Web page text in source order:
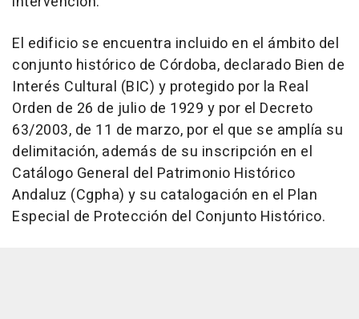
El edificio se encuentra incluido en el ámbito del
conjunto histórico de Córdoba, declarado Bien de
Interés Cultural (BIC) y protegido por la Real
Orden de 26 de julio de 1929 y por el Decreto
63/2003, de 11 de marzo, por el que se amplía su
delimitación, además de su inscripción en el
Catálogo General del Patrimonio Histórico
Andaluz (Cgpha) y su catalogación en el Plan
Especial de Protección del Conjunto Histórico.